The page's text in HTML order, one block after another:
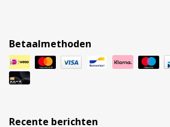
Betaalmethoden
Recente berichten